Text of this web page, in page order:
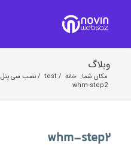
وبلاگ
مکان شما: خانه /
test
/ نصب سی پنل WHM/cPanel قسمت دوم
whm-step2
whm-step2